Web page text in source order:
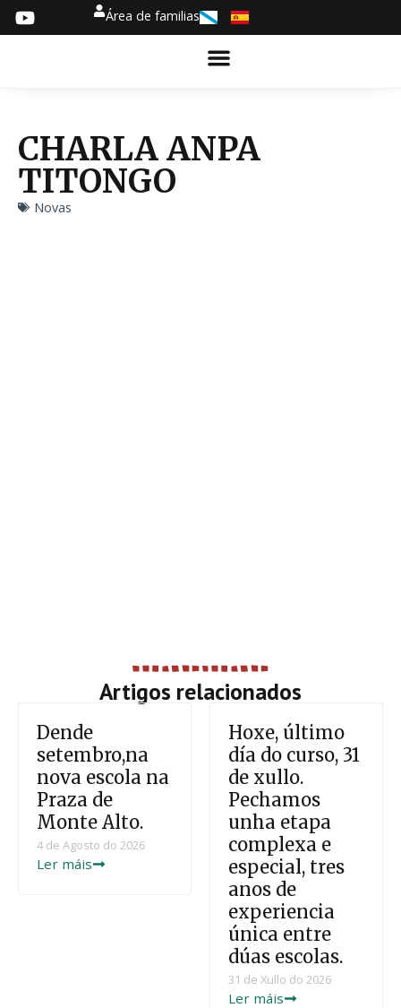
Área de familias
CHARLA ANPA
TITONGO
Novas
Artigos relacionados
Dende
setembro,na
nova escola na
Praza de
Monte Alto.
4 de Agosto do 2026
Ler máis
Hoxe, último
día do curso, 31
de xullo.
Pechamos
unha etapa
complexa e
especial, tres
anos de
experiencia
única entre
dúas escolas.
31 de Xullo do 2026
Ler máis